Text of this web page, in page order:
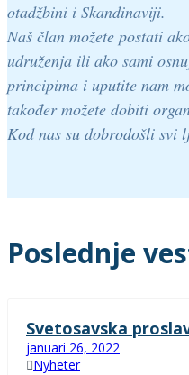
otadžbini i Skandinaviji.
Naš član možete postati
udruženja ili ako sami
principima i uputite nam
također možete dobiti
Kod nas su dobrodošli svi
Poslednje
Svetosavska
januari 26, 2022
Nyheter